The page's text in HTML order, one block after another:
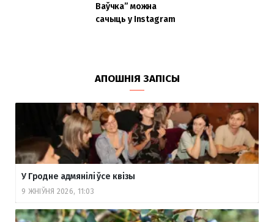
Ваўчка” можна
сачыць у Instagram
АПОШНІЯ ЗАПІСЫ
У Гродне адмянілі ўсе квізы
9 ЖНІЎНЯ 2026, 11:03